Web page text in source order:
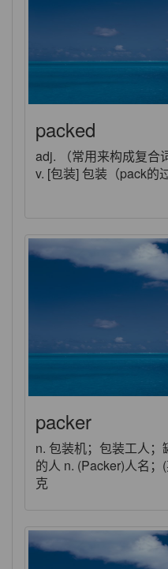
packed
adj. （常用来构成复
v. [包装] 包装（pack的
packer
n. 包装机；包装工人
的人 n. (Packer)人名
克